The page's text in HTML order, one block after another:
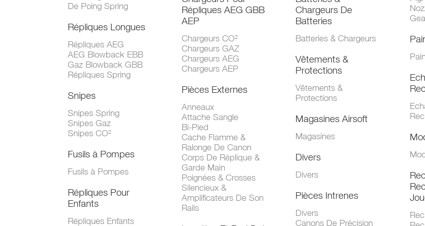
De Poing Spring
Répliques Longues
Répliques AEG
AEG Blowback EBB
Gaz Blowback GBB
Répliques Spring
Snipes
Snipes Spring
Snipes Gaz
Snipes CO²
Fusils à Pompes
Fusils à Pompes
Répliques Pour
Enfants
Répliques Enfants
Répliques AEG GBB
AEP
Chargeurs CO²
Chargeurs GAZ
Chargeurs AEG
Chargeurs AEP
Pièces Externes
Anneaux
Attache Sangle
Bi-Pied
Cache Flamme &
Ralonge De Canon
Corps De Réplique &
Garde Main
Poignées & Crosses
Silencieux &
Amplificateurs De Son
Rails
Chargeurs De
Batteries
Batteries & Chargeurs
Vêtements &
Protections
Vêtements &
Protections
Magasines Airsoft
Magasines
Divers
Divers
Pièces Intrenes
Divers
Canons De Précision